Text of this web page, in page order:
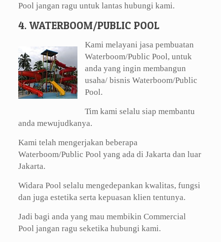
Pool jangan ragu untuk lantas hubungi kami.
4. WATERBOOM/PUBLIC POOL
Kami melayani jasa pembuatan
Waterboom/Public Pool, untuk
anda yang ingin membangun
usaha/ bisnis Waterboom/Public
Pool.
Tim kami selalu siap membantu
anda mewujudkanya.
Kami telah mengerjakan beberapa
Waterboom/Public Pool yang ada di Jakarta dan luar
Jakarta.
Widara Pool selalu mengedepankan kwalitas, fungsi
dan juga estetika serta kepuasan klien tentunya.
Jadi bagi anda yang mau membikin Commercial
Pool jangan ragu seketika hubungi kami.